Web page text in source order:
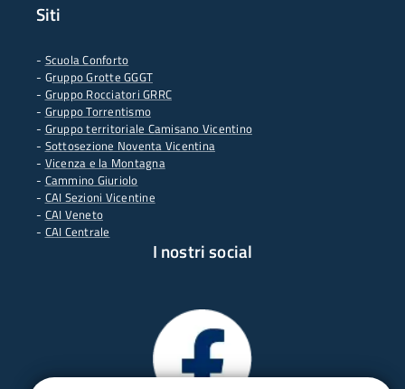
Siti
- Scuola Conforto
- Gruppo Grotte GGGT
- Gruppo Rocciatori GRRC
- Gruppo Torrentismo
- Gruppo territoriale Camisano Vicentino
- Sottosezione Noventa Vicentina
- Vicenza e la Montagna
- Cammino Giuriolo
- CAI Sezioni Vicentine
- CAI Veneto
- CAI Centrale
I nostri social